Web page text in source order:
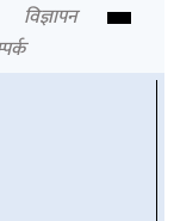
विज्ञापन